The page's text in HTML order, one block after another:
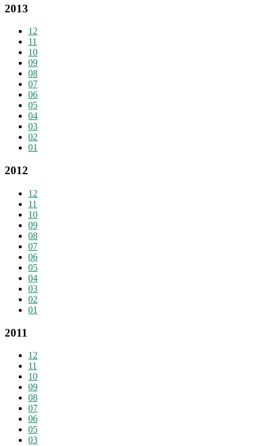
2013
12
11
10
09
08
07
06
05
04
03
02
01
2012
12
11
10
09
08
07
06
05
04
03
02
01
2011
12
11
10
09
08
07
06
05
03